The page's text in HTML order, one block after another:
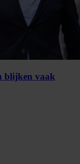
blijken vaak